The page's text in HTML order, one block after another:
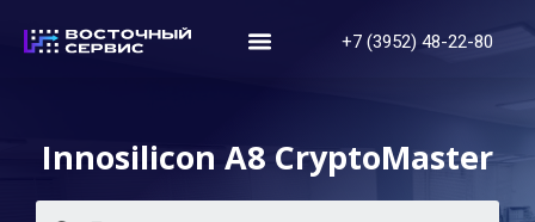
+7 (3952) 48-22-80
Innosilicon A8 CryptoMaster